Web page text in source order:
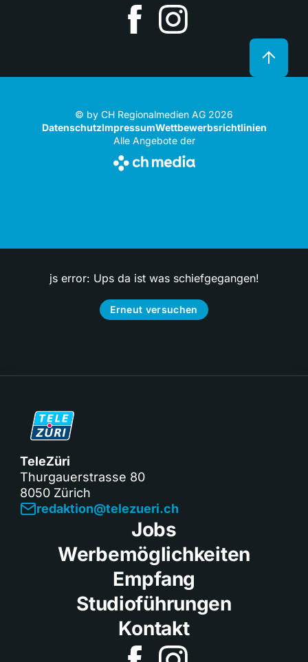
© by CH Regionalmedien AG 2026
DatenschutzImpressumWettbewerbsrichtlinien
Alle Angebote der
js error: Ups da ist was schiefgegangen!
Erneut versuchen
TeleZüri
Thurgauerstrasse 80
8050 Zürich
redaktion@telezueri.ch
Jobs
Werbemöglichkeiten
Empfang
Studioführungen
Kontakt